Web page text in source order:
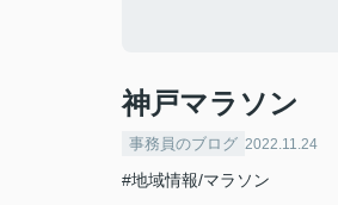
神戸マラソン
事務員のブログ 2022.11.24
#地域情報/マラソン